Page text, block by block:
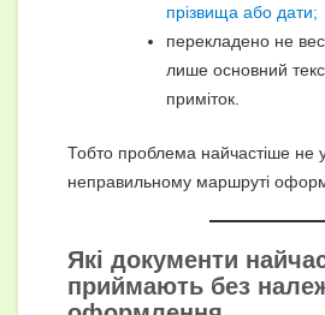
прізвища або дати;
перекладено не
лише основний
приміток.
Тобто проблема найчастіше не
неправильному маршруті
Які документи
приймають без